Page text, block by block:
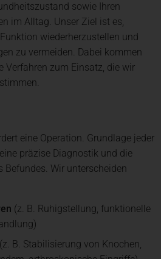
sowie Ihren
im Alltag. Unser Ziel ist es,
wiederherzustellen und
zu vermeiden. Dabei kommen
Verfahren zum Einsatz, die wir
eine Operation. Grundlage jeder
präzise Diagnostik und die
Befundes. Wir unterscheiden
(z. B. Ruhigstellung, funktionelle
(z. B. Stabilisierung von Knochen,